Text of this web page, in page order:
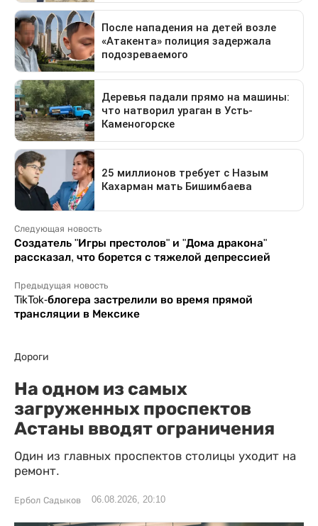
Следующая новость
Создатель "Игры престолов" и "Дома дракона"
рассказал, что борется с тяжелой депрессией
Предыдущая новость
TikTok-блогера застрелили во время прямой
трансляции в Мексике
Дороги
На одном из самых
загруженных проспектов
Астаны вводят ограничения
Один из главных проспектов столицы уходит на
ремонт.
Ербол Садыков 06.08.2026, 20:10